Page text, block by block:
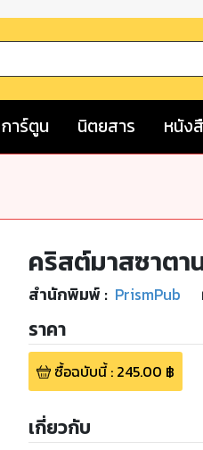
การ์ตูน นิตยสาร หนัง
คริสต์มาสซาตา
สำนักพิมพ์ : PrismPub
ราคา
ซื้อฉบับนี้: 245.00 ฿
เกี่ยวกับ